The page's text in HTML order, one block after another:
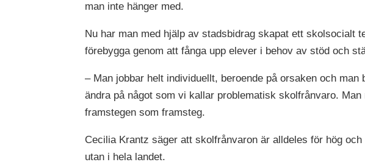
man inte hänger med.
Nu har man med hjälp av stadsbidrag skapat ett skolsocialt
förebygga genom att fånga upp elever i behov av stöd och
– Man jobbar helt individuellt, beroende på orsaken och
ändra på något som vi kallar problematisk skolfrånvaro.
framstegen som framsteg.
Cecilia Krantz säger att skolfrånvaron är alldeles för hög
utan i hela landet.